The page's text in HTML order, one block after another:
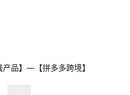
品】—【拼多多跨境】